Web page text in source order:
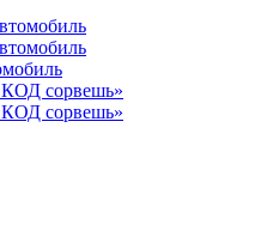
сорвешь»
сорвешь»